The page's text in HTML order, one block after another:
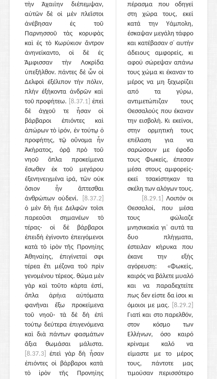
τὴν Ἀχαιίην διέπεμψαν,
αὐτῶν δὲ οἱ μὲν πλεῖστοι
ἀνέβησαν ἐς τοῦ
Παρνησσοῦ τὰς κορυφὰς
καὶ ἐς τὸ Κωρύκιον ἄντρον
ἀνηνείκαντο, οἱ δὲ ἐς
Ἄμφισσαν τὴν Λοκρίδα
ὑπεξῆλθον. πάντες δὲ ὦν οἱ
Δελφοὶ ἐξέλιπον τὴν πόλιν,
πλὴν ἑξήκοντα ἀνδρῶν καὶ
τοῦ προφήτεω. [8.37.1] ἐπεὶ
δὲ ἀγχοῦ τε ἦσαν οἱ
βάρβαροι ἐπιόντες καὶ
ἀπώρων τὸ ἱρόν, ἐν τούτῳ ὁ
προφήτης, τῷ οὔνομα ἦν
Ἀκήρατος, ὁρᾷ πρὸ τοῦ
νηοῦ ὅπλα προκείμενα
ἔσωθεν ἐκ τοῦ μεγάρου
ἐξενηνειγμένα ἱρά, τῶν οὐκ
ὅσιον ἦν ἅπτεσθαι
ἀνθρώπων οὐδενί.
[8.37.2]
ὁ μὲν δὴ ἤιε Δελφῶν τοῖσι
παρεοῦσι σημανέων τὸ
τέρας· οἱ δὲ βάρβαροι
ἐπειδὴ ἐγίνοντο ἐπειγόμενοι
κατὰ τὸ ἱρὸν τῆς Προνηίης
Ἀθηναίης, ἐπιγίνεταί σφι
τέρεα ἔτι μέζονα τοῦ πρὶν
γενομένου τέρεος. θῶμα μὲν
γὰρ καὶ τοῦτο κάρτα ἐστί,
ὅπλα ἀρήια αὐτόματα
φανῆναι ἔξω προκείμενα
τοῦ νηοῦ· τὰ δὲ δὴ ἐπὶ
τούτῳ δεύτερα ἐπιγενόμενα
καὶ διὰ πάντων φασμάτων
ἄξια θωμάσαι μάλιστα.
[8.37.3]
ἐπεὶ γὰρ δὴ ἦσαν
ἐπιόντες οἱ βάρβαροι κατὰ
τὸ ἱρὸν τῆς Προνηίης
πέρασμα που οδηγεί
στη χώρα τους, εκεί
κατά την Υάμπολη,
έσκαψαν μεγάλη τάφρο
και κατέβασαν σ᾽ αυτήν
άδειους αμφορείς, κι
αφού σώρεψαν απάνω
τους χώμα κι έκαναν το
μέρος να μη ξεχωρίζει
από τα γύρω,
αντιμετώπιζαν τους
Θεσσαλούς που έκαναν
την εισβολή. Κι εκείνοι,
στην ορμητική τους
επέλαση για να
σαρώσουν με έφοδο
τους Φωκείς, έπεσαν
μέσα στους αμφορείς·
εκεί τσακίστηκαν τα
σκέλη των αλόγων τους.
[8.29.1]
Λοιπόν οι
Θεσσαλοί, που μέσα
τους φώλιαζε
μνησικακία γι᾽ αυτά τα
δυο πλήγματα,
έστειλαν κήρυκα που
έκανε την εξής
αγόρευση: «Φωκείς,
καιρός να βάλετε μυαλό
και να παραδεχτείτε
πως δεν είστε δα ίσοι κι
όμοιοι με μας.
[8.29.2]
Γιατί και στο παρελθόν,
στον κόσμο των
Ελλήνων, όσο καιρό
κρίναμε καλό να
είμαστε με το μέρος
τους, πάντοτε μας
τιμούσαν περισσότερο